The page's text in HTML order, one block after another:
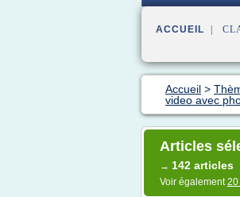
ACCUEIL |
Accueil >
video avec
Articles
→ 142 articles
Voir également20